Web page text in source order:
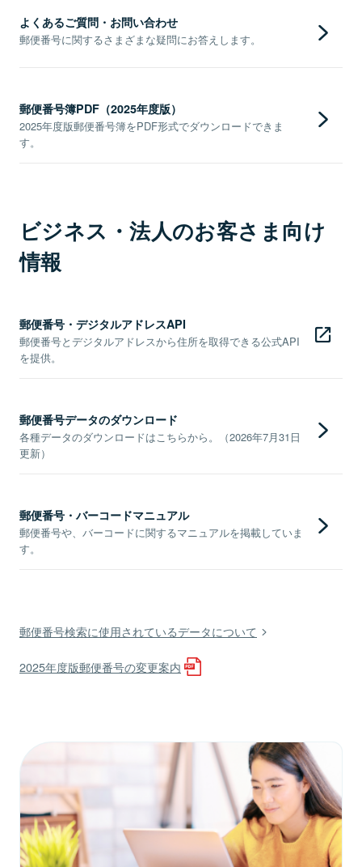
よくあるご質問・お問い合わせ
郵便番号に関するさまざまな疑問にお答えします。
郵便番号簿PDF（2025年度版）
2025年度版郵便番号簿をPDF形式でダウンロードできま
す。
ビジネス・法人のお客さま向け
情報
郵便番号・デジタルアドレスAPI
郵便番号とデジタルアドレスから住所を取得できる公式API
を提供。
郵便番号データのダウンロード
各種データのダウンロードはこちらから。（2026年7月31日
更新）
郵便番号・バーコードマニュアル
郵便番号や、バーコードに関するマニュアルを掲載していま
す。
郵便番号検索に使用されているデータについて
2025年度版郵便番号の変更案内